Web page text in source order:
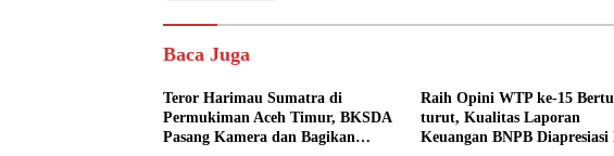
Baca Juga
Teror Harimau Sumatra di
Permukiman Aceh Timur, BKSDA
Pasang Kamera dan Bagikan
Raih Opini WTP ke-15
turut, Kualitas Laporan
Keuangan BNPB Diapresiasi